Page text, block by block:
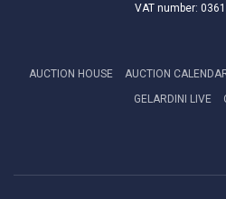
VAT number:
AUCTION HOUSE AUCTION
GELARDINI LIVE